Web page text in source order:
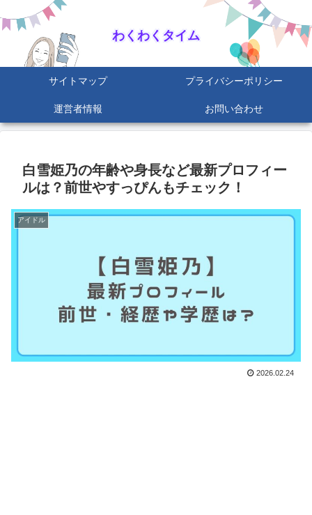
わくわくタイム
サイトマップ プライバシーポリシー
運営者情報 お問い合わせ
白雪姫乃の年齢や身長など最新プロフィー
ルは？前世やすっぴんもチェック！
アイドル
2026.02.24